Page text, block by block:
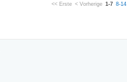
<< Erste < Vorherige 1-7 8-14